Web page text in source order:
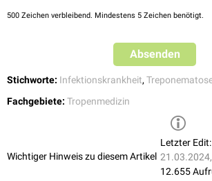
- undGelenkschmerzen
befallenen Knochen können sich deformieren (
Sattelnase). Zusätzlich kann eineFatigue
500 Zeichen verbleibend. Mindestens 5 Zeichen benötigt.
Absenden
Stichworte: Infektionskrankheit,
Fachgebiete: Tropenmedizin
Wichtiger Hinweis zu diesem Artikel
Letzter Edit:
12.655